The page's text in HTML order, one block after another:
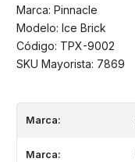
Marca: Pinnacle
Modelo: Ice Brick
Código: TPX-9002
SKU Mayorista: 7869
Marca:
Marca: